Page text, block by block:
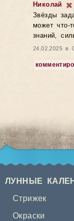
Николай
Звёзды
может что-
знаний,
24.02.2025 в
ЛУННЫЕ
Стрижек
Окраски